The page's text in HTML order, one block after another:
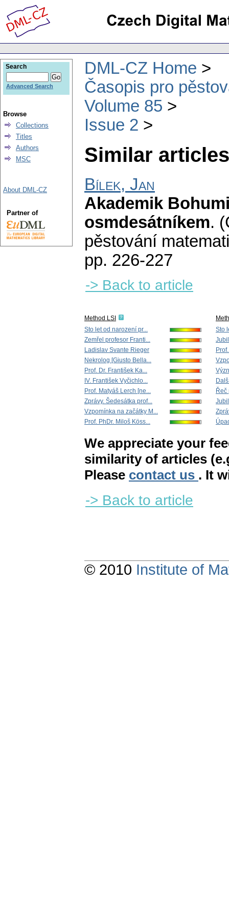
DML-CZ Home
Časopis pro
Volume 85
Issue 2
Similar
Bílek, Jan
Akademik
osmdesátníkem.
pěstování
pp. 226-227
-> Back to article
Method LSI
Sto let od narození pr...
Zemřel profesor Franti...
Ladislav Svante Rieger
Nekrolog [Giusto Bella...
Prof. Dr. František Ka...
IV. František Vyčichlo...
Prof. Matyáš Lerch [ne...
Zprávy. Šedesátka prof...
Vzpomínka na začátky M...
Prof. PhDr. Miloš Köss...
Sto
Řeč
We appreciate your
similarity of articles
Please contact us . It
-> Back to article
Search
Advanced Search
Browse
Collections
Titles
Authors
MSC
About DML-CZ
Partner of
© 2010 Institute of